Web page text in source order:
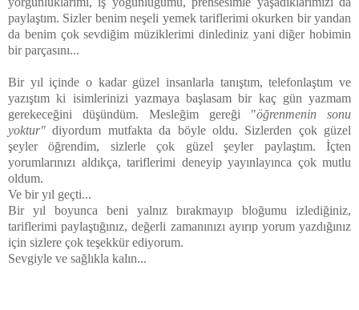
paylaştım. Sizler benim neşeli yemek tariflerimi okurken bir yandan
da benim çok sevdiğim müziklerimi dinlediniz yani diğer hobimin
bir parçasını...
Bir yıl içinde o kadar güzel insanlarla tanıştım, telefonlaştım ve
yazıştım ki isimlerinizi yazmaya başlasam bir kaç gün yazmam
gerekeceğini düşündüm. Mesleğim gereği "öğrenmenin sonu
yoktur" diyordum mutfakta da böyle oldu. Sizlerden çok güzel
şeyler öğrendim, sizlerle çok güzel şeyler paylaştım. İçten
yorumlarınızı aldıkça, tariflerimi deneyip yayınlayınca çok mutlu
oldum.
Ve bir yıl geçti...
Bir yıl boyunca beni yalnız bırakmayıp bloğumu izlediğiniz,
tariflerimi paylaştığınız, değerli zamanınızı ayırıp yorum yazdığınız
için sizlere çok teşekkür ediyorum.
Sevgiyle ve sağlıkla kalın...